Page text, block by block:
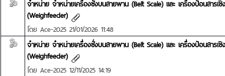
จำหน่าย จำหน่ายเครื่องชั่งบนสายพาน (Belt Scale) และ เครื่องป้อนสารเ
(Weighfeeder)
โดย Ace-2025 21/01/2026 11:48
จำหน่าย จำหน่ายเครื่องชั่งบนสายพาน (Belt Scale) และ เครื่องป้อนสารเ
(Weighfeeder)
โดย Ace-2025 12/11/2025 14:19